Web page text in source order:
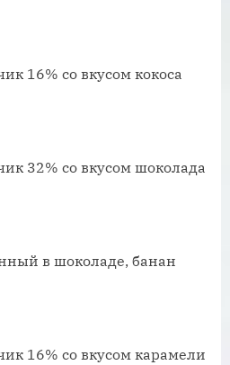
16% со вкусом кокоса
32% со вкусом шоколада
в шоколаде, банан
16% со вкусом карамели